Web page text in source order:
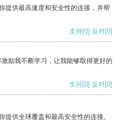
提供最高速度和安全性的连接，并帮
支持[0] 反对[0]
励我不断学习，让我能够取得更好的
支持[0] 反对[0]
提供全球覆盖和最高安全性的连接。